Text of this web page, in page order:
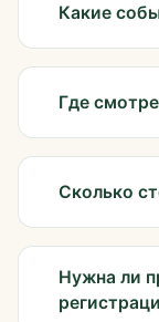
Какие
Где
Сколько
Нужна ли